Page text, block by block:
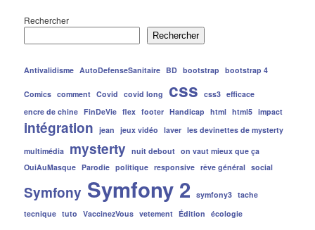
Rechercher
Rechercher
Antivalidisme AutoDefenseSanitaire BD bootstrap bootstrap 4
Comics comment Covid covid long css css3 efficace
encre de chine FinDeVie flex footer Handicap html html5 impact
intégration jean jeux vidéo laver les devinettes de mysterty
multimédia mysterty nuit debout on vaut mieux que ça
OuiAuMasque Parodie politique responsive rêve général social
Symfony Symfony 2 symfony3 tache
tecnique tuto VaccinezVous vetement Édition écologie